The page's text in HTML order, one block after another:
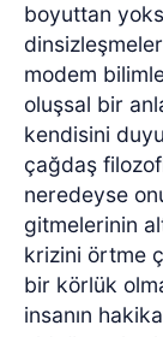
boyuttan
modem
oluşsal bir
kendisini
çağdaş
neredeyse
gitmelerinin
krizini örtme
bir körlük
insanın